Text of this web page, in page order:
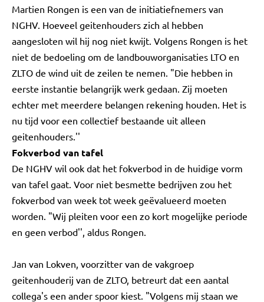
Martien Rongen is een van de initiatiefnemers van
NGHV. Hoeveel geitenhouders zich al hebben
aangesloten wil hij nog niet kwijt. Volgens Rongen is het
niet de bedoeling om de landbouworganisaties LTO en
ZLTO de wind uit de zeilen te nemen. "Die hebben in
eerste instantie belangrijk werk gedaan. Zij moeten
echter met meerdere belangen rekening houden. Het is
nu tijd voor een collectief bestaande uit alleen
geitenhouders.''
Fokverbod van tafel
De NGHV wil ook dat het fokverbod in de huidige vorm
van tafel gaat. Voor niet besmette bedrijven zou het
fokverbod van week tot week geëvalueerd moeten
worden. "Wij pleiten voor een zo kort mogelijke periode
en geen verbod'', aldus Rongen.
Jan van Lokven, voorzitter van de vakgroep
geitenhouderij van de ZLTO, betreurt dat een aantal
collega's een ander spoor kiest. "Volgens mij staan we